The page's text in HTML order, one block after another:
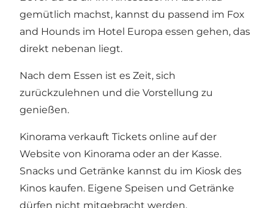
gemütlich machst, kannst du passend im Fox
and Hounds im Hotel Europa essen gehen, das
direkt nebenan liegt.
Nach dem Essen ist es Zeit, sich
zurückzulehnen und die Vorstellung zu
genießen.
Kinorama verkauft Tickets online auf der
Website von Kinorama oder an der Kasse.
Snacks und Getränke kannst du im Kiosk des
Kinos kaufen. Eigene Speisen und Getränke
dürfen nicht mitgebracht werden.